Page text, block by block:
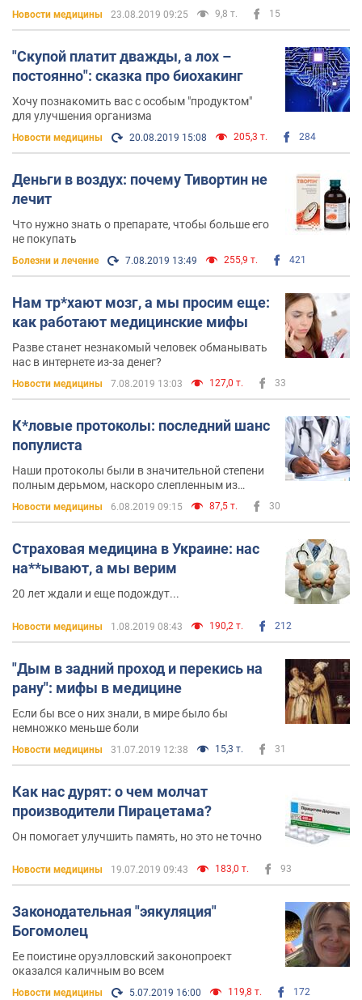
Новости медицины 23.08.2019 09:25 9,8 т. 15
"Скупой платит дважды, а лох –
постоянно": сказка про биохакинг
Хочу познакомить вас с особым "продуктом"
для улучшения организма
Новости медицины 20.08.2019 15:08 205,3 т. 284
Деньги в воздух: почему Тивортин не
лечит
Что нужно знать о препарате, чтобы больше его
не покупать
Болезни и лечение 7.08.2019 13:49 255,9 т. 421
Нам тр*хают мозг, а мы просим еще:
как работают медицинские мифы
Разве станет незнакомый человек обманывать
нас в интернете из-за денег?
Новости медицины 7.08.2019 13:03 127,0 т. 33
К*ловые протоколы: последний шанс
популиста
Наши протоколы были в значительной степени
полным дерьмом, наскоро слепленным из
обломков иностранных гайдлайнов
Новости медицины 6.08.2019 09:15 87,5 т. 30
Страховая медицина в Украине: нас
на**ывают, а мы верим
20 лет ждали и еще подождут...
Новости медицины 1.08.2019 08:43 190,2 т. 212
"Дым в задний проход и перекись на
рану": мифы в медицине
Если бы все о них знали, в мире было бы
немножко меньше боли
Новости медицины 31.07.2019 12:38 15,3 т. 31
Как нас дурят: о чем молчат
производители Пирацетама?
Он помогает улучшить память, но это не точно
Новости медицины 19.07.2019 09:43 183,0 т. 93
Законодательная "эякуляция"
Богомолец
Ее поистине оруэлловский законопроект
оказался каличным во всем
Новости медицины 5.07.2019 16:00 119,8 т. 172